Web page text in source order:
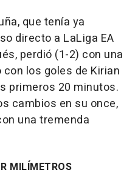
que tenía ya
directo a LaLiga EA
perdió (1-2) con una
los goles de Kirian
primeros 20 minutos.
cambios en su once,
una tremenda
MILÍMETROS